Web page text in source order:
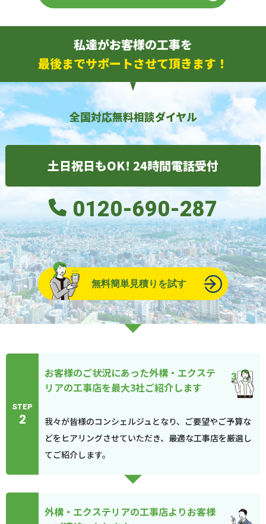
私達がお客様の工事を
最後までサポートさせて頂きます！
全国対応無料相談ダイヤル
土日祝日もOK! 24時間電話受付
0120-690-287
無料簡単見積りを試す
STEP
2
お客様のご状況にあった外構・エクステ
リアの工事店を最大3社ご紹介します
我々が皆様のコンシェルジュとなり、ご要望やご予算な
どをヒアリングさせていただき、最適な工事店を厳選し
てご紹介します。
外構・エクステリアの工事店よりお客様